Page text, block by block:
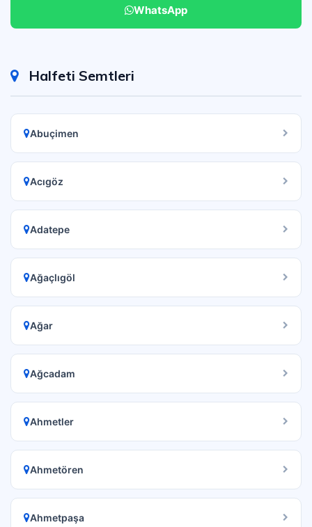
WhatsApp
Halfeti Semtleri
Abuçimen
Acıgöz
Adatepe
Ağaçlıgöl
Ağar
Ağcadam
Ahmetler
Ahmetören
Ahmetpaşa